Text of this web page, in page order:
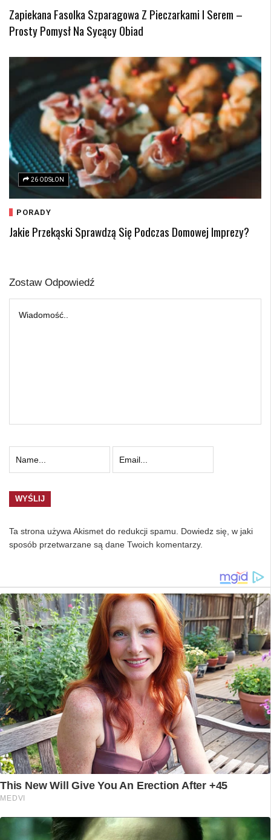
Zapiekana Fasolka Szparagowa Z Pieczarkami I Serem –
Prosty Pomysł Na Sycący Obiad
26 ODSŁON
PORADY
Jakie Przekąski Sprawdzą Się Podczas Domowej Imprezy?
Zostaw Odpowiedź
Ta strona używa Akismet do redukcji spamu. Dowiedz się, w jaki
sposób przetwarzane są dane Twoich komentarzy.